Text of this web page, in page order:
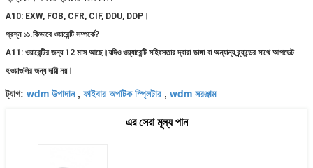
A10: EXW, FOB, CFR, CIF, DDU, DDP।
প্রশ্ন ১১.কিভাবে ওয়ারেন্টি সম্পর্কে?
A11: ওয়ারেন্টির জন্য 12 মাস আছে।যদিও ওয়্যারেন্টি সহিংসতার দ্বারা ভাঙ্গা বা অন্যান্য ব্র্যান্ডের সাথে আপডেট
হওয়াগুলির জন্য দায়ী নয়।
ট্যাগ: wdm উপাদান, ফাইবার অপটিক স্প্লিটার , wdm সরঞ্জাম
এর সেরা মূল্য পান